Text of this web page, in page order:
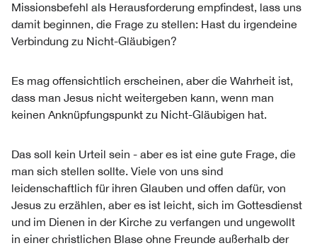
Missionsbefehl als Herausforderung empfindest, lass uns
damit beginnen, die Frage zu stellen: Hast du irgendeine
Verbindung zu Nicht-Gläubigen?
Es mag offensichtlich erscheinen, aber die Wahrheit ist,
dass man Jesus nicht weitergeben kann, wenn man
keinen Anknüpfungspunkt zu Nicht-Gläubigen hat.
Das soll kein Urteil sein - aber es ist eine gute Frage, die
man sich stellen sollte. Viele von uns sind
leidenschaftlich für ihren Glauben und offen dafür, von
Jesus zu erzählen, aber es ist leicht, sich im Gottesdienst
und im Dienen in der Kirche zu verfangen und ungewollt
in einer christlichen Blase ohne Freunde außerhalb der